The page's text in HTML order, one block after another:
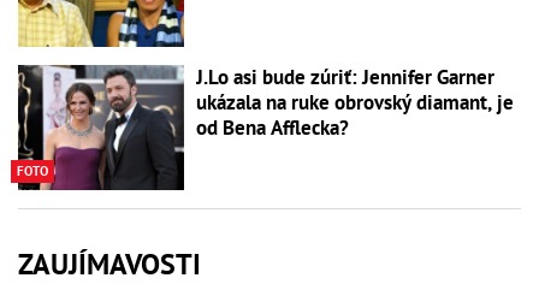
FOTO
J.Lo asi bude zúriť: Jennifer Garner
ukázala na ruke obrovský diamant, je
od Bena Afflecka?
ZAUJÍMAVOSTI